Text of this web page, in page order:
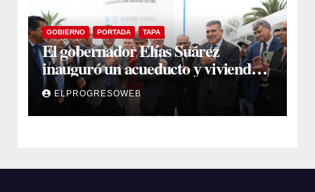
GOBIERNO PORTADA TAPA
El gobernador Elías Suárez
inauguró un acueducto y viviendas
sociales en El Simbol y Nueva
Francia
ELPROGRESOWEB